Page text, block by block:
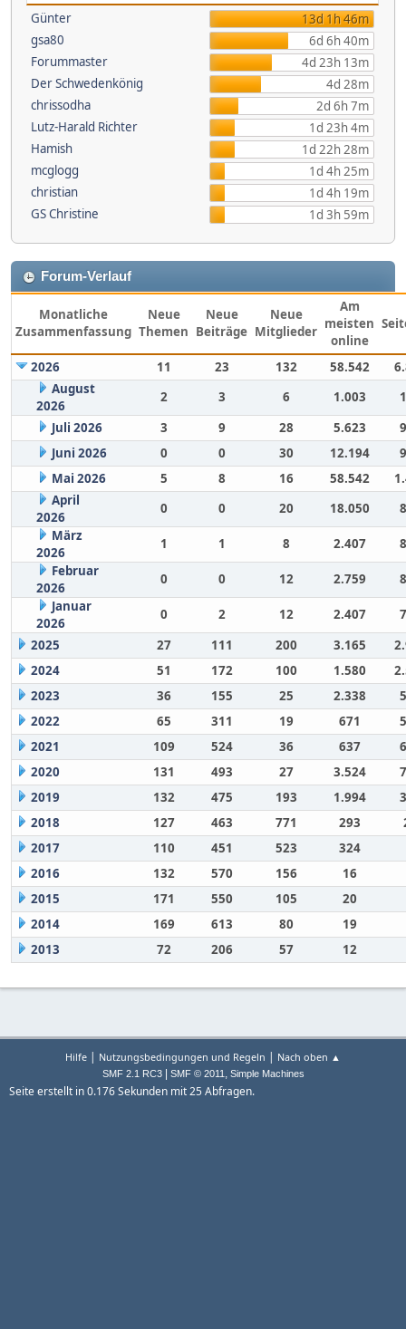
Günter
13d 1h 46m
gsa80
6d 6h 40m
Forummaster
4d 23h 13m
Der Schwedenkönig
4d 28m
chrissodha
2d 6h 7m
Lutz-Harald Richter
1d 23h 4m
Hamish
1d 22h 28m
mcglogg
1d 4h 25m
christian
1d 4h 19m
GS Christine
1d 3h 59m
Forum-Verlauf
Monatliche
Zusammenfassung
Neue
Themen
Neue
Beiträge
Neue
Mitglieder
Am
meisten
online
2026 11 23 132 58.542
August
2026
2 3 6 1.003
Juli 2026
3 9 28 5.623
Juni 2026
0 0 30 12.194
Mai 2026
5 8 16 58.542
April
2026
0 0 20 18.050
März
2026
1 1 8 2.407
Februar
2026
0 0 12 2.759
Januar
2026
0 2 12 2.407
2025
27 111 200 3.165
2024
51 172 100 1.580
2023
36 155 25 2.338
2022
65 311 19 671
2021
109 524 36 637
2020
131 493 27 3.524
2019
132 475 193 1.994
2018
127 463 771 293
2017
110 451 523
324
2016
132 570 156
16
2015
171 550 105
20
2014
169 613 80
19
2013
72 206 57 12
Hilfe | Nutzungsbedingungen und Regeln | Nach oben ▲
SMF 2.1 RC3| SMF © 2011 , Simple Machines
Seite erstellt in 0.176 Sekunden mit 25 Abfragen.